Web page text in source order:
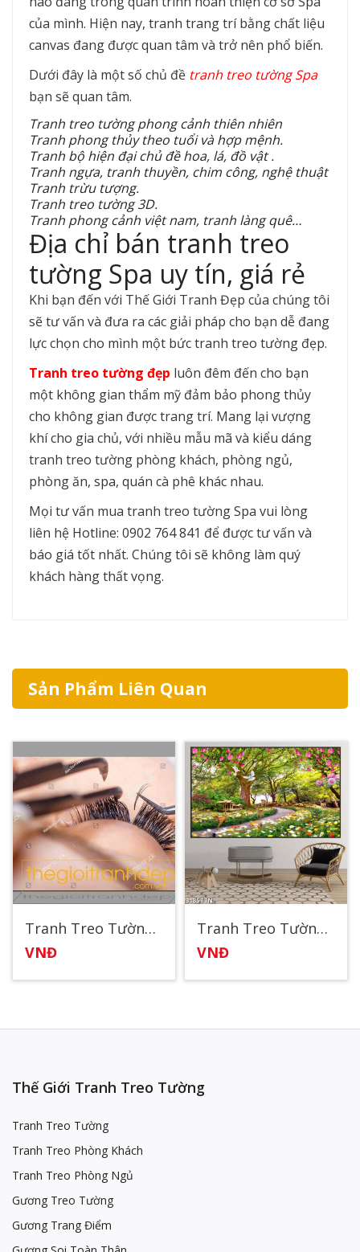
của mình. Hiện nay, tranh trang trí bằng chất liệu
canvas đang được quan tâm và trở nên phổ biến.
Dưới đây là một số chủ đề tranh treo tường Spa
bạn sẽ quan tâm.
Tranh treo tường phong cảnh thiên nhiên
Tranh phong thủy theo tuổi và hợp mệnh.
Tranh bộ hiện đại chủ đề hoa, lá, đồ vật .
Tranh ngựa, tranh thuyền, chim công, nghệ thuật
Tranh trừu tượng.
Tranh treo tường 3D.
Tranh phong cảnh việt nam, tranh làng quê…
Địa chỉ bán tranh treo
tường Spa uy tín, giá rẻ
Khi bạn đến với Thế Giới Tranh Đẹp của chúng tôi
sẽ tư vấn và đưa ra các giải pháp cho bạn dễ đang
lực chọn cho mình một bức tranh treo tường đẹp.
Tranh treo tường đẹp luôn đêm đến cho bạn
một không gian thẩm mỹ đảm bảo phong thủy
cho không gian được trang trí. Mang lại vượng
khí cho gia chủ, với nhiều mẫu mã và kiểu dáng
tranh treo tường phòng khách, phòng ngủ,
phòng ăn, spa, quán cà phê khác nhau.
Mọi tư vấn mua tranh treo tường Spa vui lòng
liên hệ Hotline: 0902 764 841 để được tư vấn và
báo giá tốt nhất. Chúng tôi sẽ không làm quý
khách hàng thất vọng.
Sản Phẩm Liên Quan
Tranh Treo Tường Spa83
VNĐ
Tranh Treo Tường Spa Đẹp 6
VNĐ
Thế Giới Tranh Treo Tường
Tranh Treo Tường
Tranh Treo Phòng Khách
Tranh Treo Phòng Ngủ
Gương Treo Tường
Gương Trang Điểm